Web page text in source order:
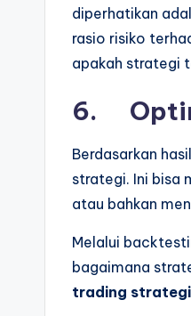
diperhatikan
rasio risiko
apakah strategi
6.
Berdasarkan
strategi. Ini bisa
atau bahkan
Melalui
bagaimana
trading strategi